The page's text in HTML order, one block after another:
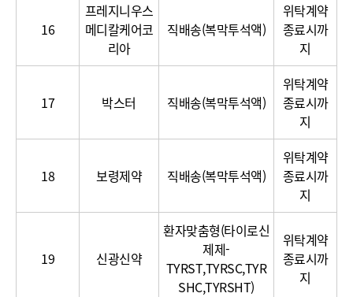
16
프레지니우스
메디칼케어코
리아
직배송(복막투석액)
위탁계약
종료시까
지
17 박스터 직배송(복막투석액)
위탁계약
종료시까
지
18 보령제약 직배송(복막투석액)
위탁계약
종료시까
지
19 신광신약
환자맞춤형(타이로신
제제-
TYRST,TYRSC,TYR
SHC,TYRSHT)
위탁계약
종료시까
지